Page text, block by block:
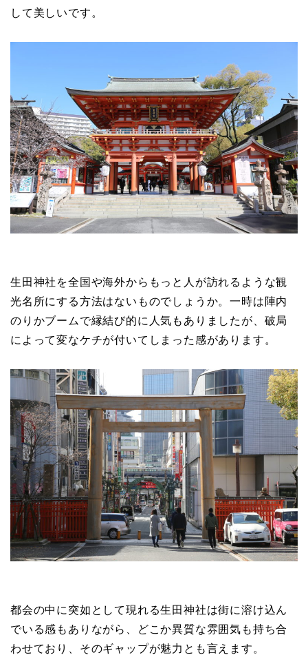
して美しいです。
生田神社を全国や海外からもっと人が訪れるような観
光名所にする方法はないものでしょうか。一時は陣内
のりかブームで縁結び的に人気もありましたが、破局
によって変なケチが付いてしまった感があります。
都会の中に突如として現れる生田神社は街に溶け込ん
でいる感もありながら、どこか異質な雰囲気も持ち合
わせており、そのギャップが魅力とも言えます。